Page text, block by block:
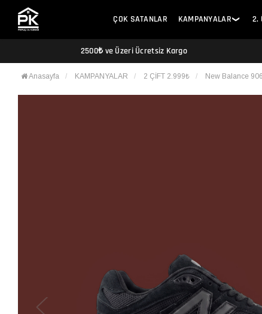
ÇOK SATANLAR KAMPANYALAR ❯ 2.
2500₺ ve Üzeri Ücretsiz Kargo
Anasayfa KAMPANYALAR 2 ÇİFT 2.999₺ New Balance